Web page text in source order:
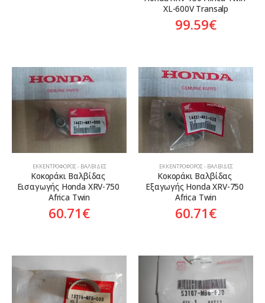
XL-600V Transalp
99.59€
ΕΚΚΕΝΤΡΟΦΌΡΟΣ - ΒΑΛΒΊΔΕΣ
Κοκοράκι Βαλβίδας
Εισαγωγής Honda XRV-750
Africa Twin
60.71€
ΕΚΚΕΝΤΡΟΦΌΡΟΣ - ΒΑΛΒΊΔΕΣ
Κοκοράκι Βαλβίδας
Εξαγωγής Honda XRV-750
Africa Twin
60.71€